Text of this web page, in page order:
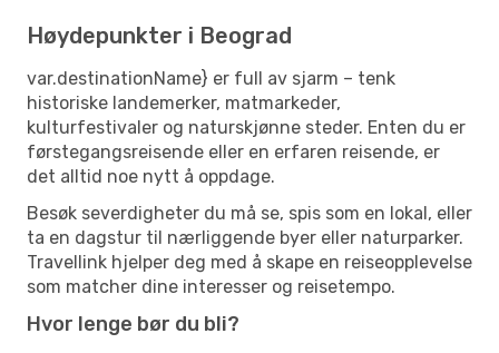
Høydepunkter i Beograd
var.destinationName} er full av sjarm – tenk
historiske landemerker, matmarkeder,
kulturfestivaler og naturskjønne steder. Enten du er
førstegangsreisende eller en erfaren reisende, er
det alltid noe nytt å oppdage.
Besøk severdigheter du må se, spis som en lokal, eller
ta en dagstur til nærliggende byer eller naturparker.
Travellink hjelper deg med å skape en reiseopplevelse
som matcher dine interesser og reisetempo.
Hvor lenge bør du bli?